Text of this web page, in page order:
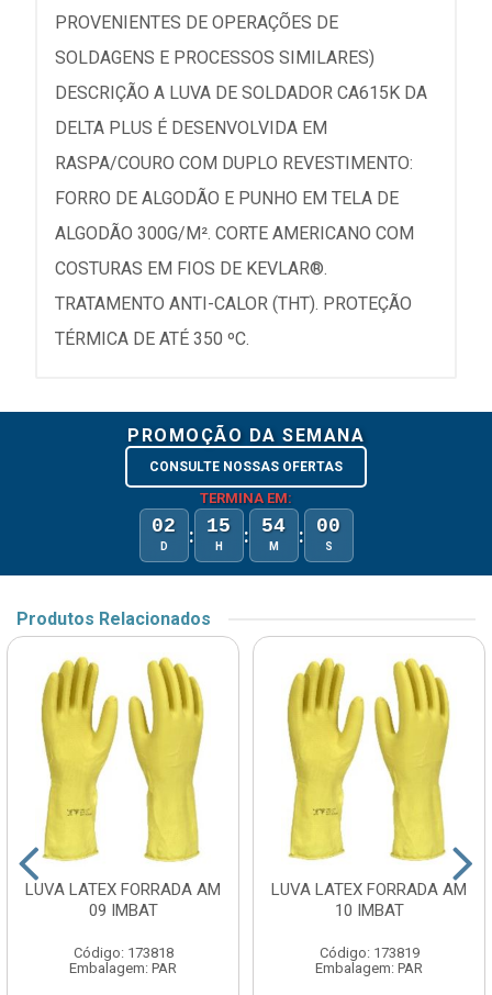
PROVENIENTES DE OPERAÇÕES DE
SOLDAGENS E PROCESSOS SIMILARES)
DESCRIÇÃO A LUVA DE SOLDADOR CA615K DA
DELTA PLUS É DESENVOLVIDA EM
RASPA/COURO COM DUPLO REVESTIMENTO:
FORRO DE ALGODÃO E PUNHO EM TELA DE
ALGODÃO 300G/M². CORTE AMERICANO COM
COSTURAS EM FIOS DE KEVLAR®.
TRATAMENTO ANTI-CALOR (THT). PROTEÇÃO
TÉRMICA DE ATÉ 350 ºC.
PROMOÇÃO DA SEMANA
CONSULTE NOSSAS OFERTAS
TERMINA EM:
02
D : 15
H : 54
M : 00
S
Produtos Relacionados
LUVA LATEX FORRADA AM
09 IMBAT
Código: 173818
Embalagem: PAR
LUVA LATEX FORRADA AM
10 IMBAT
Código: 173819
Embalagem: PAR